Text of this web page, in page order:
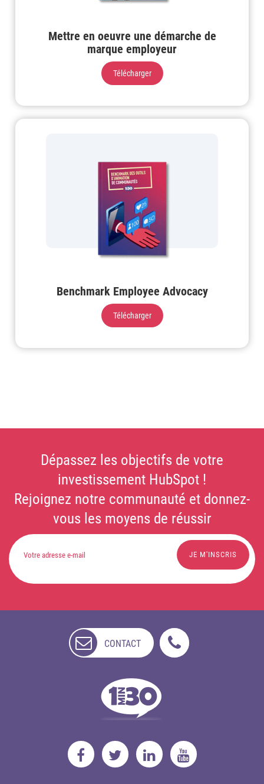
Mettre en oeuvre une démarche de
marque employeur
Télécharger
Benchmark Employee Advocacy
Télécharger
Dépassez les objectifs de votre
investissement HubSpot !
Rejoignez notre communauté et donnez-
vous les moyens de réussir
CONTACT
DISPONIBLE